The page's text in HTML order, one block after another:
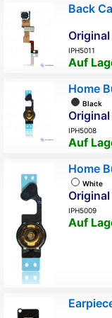
Back
Original
IPH5011
Auf
Home
Black
Original
IPH5008
Auf
Home
White
Original
IPH5009
Auf